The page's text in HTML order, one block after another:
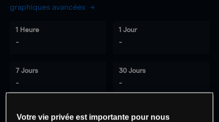
graphiques avancées
1 Heure
-
1 Jour
-
7 Jours
-
30 Jours
-
Votre vie privée est importante pour nous